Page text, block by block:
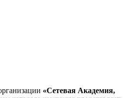
«Сетевая Академия,